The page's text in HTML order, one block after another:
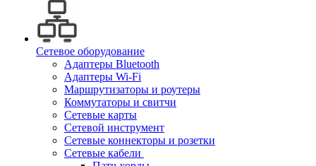
Сетевое оборудование
Адаптеры Bluetooth
Адаптеры Wi-Fi
Маршрутизаторы и роутеры
Коммутаторы и свитчи
Сетевые карты
Сетевой инструмент
Сетевые коннекторы и розетки
Сетевые кабели